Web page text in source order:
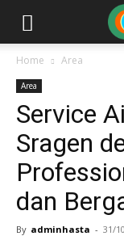
Home Area
Area
Service
Sragen
dan
By adminhasta - 31/